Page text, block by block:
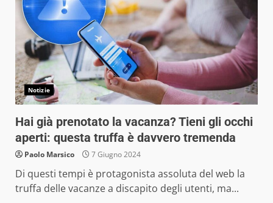
Notizie
Hai già prenotato la vacanza? Tieni gli occhi
aperti: questa truffa è davvero tremenda
Paolo Marsico 7 Giugno 2024
Di questi tempi è protagonista assoluta del web la
truffa delle vacanze a discapito degli utenti, ma...